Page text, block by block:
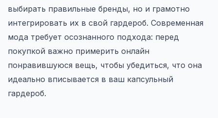
выбирать правильные бренды, но и грамотно
интегрировать их в свой гардероб. Современная
мода требует осознанного подхода: перед
покупкой важно примерить онлайн
понравившуюся вещь, чтобы убедиться, что она
идеально вписывается в ваш капсульный
гардероб.